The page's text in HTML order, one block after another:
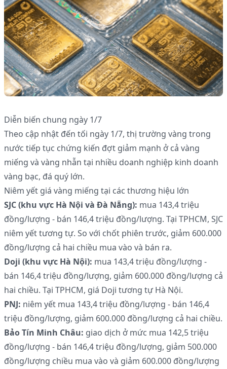
Diễn biến chung ngày 1/7
Theo cập nhật đến tối ngày 1/7, thị trường vàng trong
nước tiếp tục chứng kiến đợt giảm mạnh ở cả vàng
miếng và vàng nhẫn tại nhiều doanh nghiệp kinh doanh
vàng bạc, đá quý lớn.
Niêm yết giá vàng miếng tại các thương hiệu lớn
SJC (khu vực Hà Nội và Đà Nẵng): mua 143,4 triệu
đồng/lượng - bán 146,4 triệu đồng/lượng. Tại TPHCM, SJC
niêm yết tương tự. So với chốt phiên trước, giảm 600.000
đồng/lượng cả hai chiều mua vào và bán ra.
Doji (khu vực Hà Nội): mua 143,4 triệu đồng/lượng -
bán 146,4 triệu đồng/lượng, giảm 600.000 đồng/lượng cả
hai chiều. Tại TPHCM, giá Doji tương tự Hà Nội.
PNJ: niêm yết mua 143,4 triệu đồng/lượng - bán 146,4
triệu đồng/lượng, giảm 600.000 đồng/lượng cả hai chiều.
Bảo Tín Minh Châu: giao dịch ở mức mua 142,5 triệu
đồng/lượng - bán 146,4 triệu đồng/lượng, giảm 500.000
đồng/lượng chiều mua vào và giảm 600.000 đồng/lượng